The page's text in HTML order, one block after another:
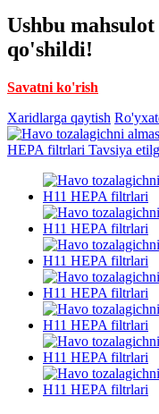
Ushbu
qo'shildi!
Savatni ko'rish
Xaridlarga qaytish